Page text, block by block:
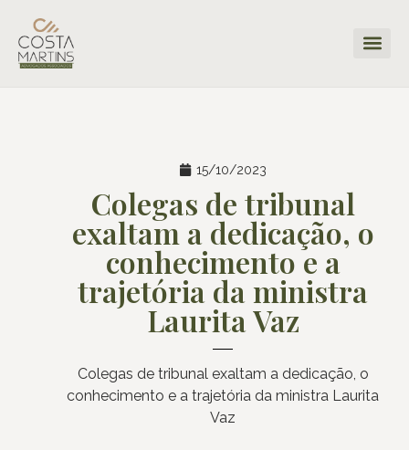
15/10/2023
Colegas de tribunal
exaltam a dedicação, o
conhecimento e a
trajetória da ministra
Laurita Vaz
Colegas de tribunal exaltam a dedicação, o
conhecimento e a trajetória da ministra Laurita
Vaz